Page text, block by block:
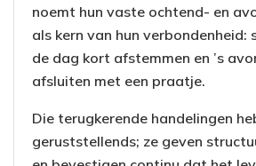
noemt hun vaste ochtend- en
als kern van hun verbondenheid:
de dag kort afstemmen en ’s
afsluiten met een praatje.
Die terugkerende handelingen
geruststellends; ze geven